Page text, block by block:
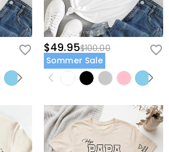
$49.95$100.00
Sommer Sale